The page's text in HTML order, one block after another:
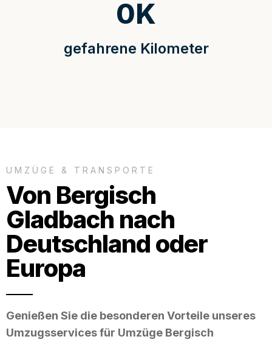
gefahrene Kilometer
0K
UMZÜGE & TRANSPORTE
Von Bergisch
Gladbach nach
Deutschland oder
Europa
Genießen Sie die besonderen Vorteile unseres
Umzugsservices für Umzüge Bergisch